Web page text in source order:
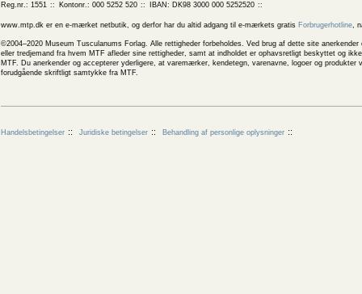
Reg.nr.: 1551
Kontonr.: 000 5252 520 IBAN: DK98 3000 000 5252520
www.mtp.dk er en e-mærket netbutik, og derfor har du altid adgang til e-mærkets gratis Forbrugerhotline,
©2004–2020 Museum Tusculanums Forlag. Alle rettigheder forbeholdes. Ved brug af dette site
eller tredjemand fra hvem MTF afleder sine rettigheder, samt at indholdet er ophavsretligt beskyttet og
MTF. Du anerkender og accepterer yderligere, at varemærker, kendetegn, varenavne, logoer og
forudgående skriftligt samtykke fra MTF.
Handelsbetingelser Juridiske betingelser Behandling af personlige oplysninger